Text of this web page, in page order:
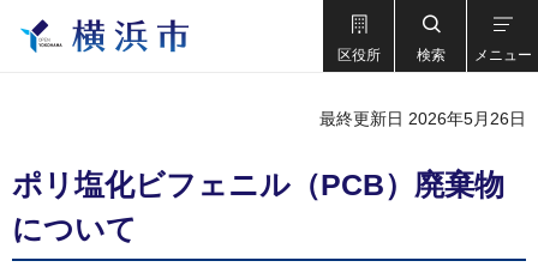
区役所 検索 メニュー
最終更新日 2026年5月26日
ポリ塩化ビフェニル（PCB）廃棄物
について